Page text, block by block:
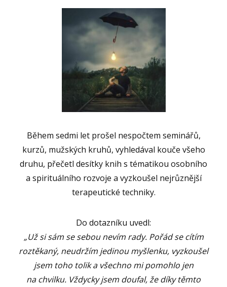
Během sedmi let prošel nespočtem seminářů,
kurzů, mužských kruhů, vyhledával kouče všeho
druhu, přečetl desítky knih s tématikou osobního
a spirituálního rozvoje a vyzkoušel nejrůznější
terapeutické techniky.
Do dotazníku uvedl:
„Už si sám se sebou nevím rady. Pořád se cítím
roztěkaný, neudržím jedinou myšlenku, vyzkoušel
jsem toho tolik a všechno mi pomohlo jen
na chvilku. Vždycky jsem doufal, že díky těmto